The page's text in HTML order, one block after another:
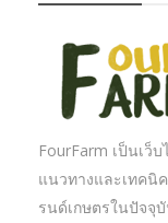
FourFarm เป็นเว็
แนวทางและเทคนิ
รนด์เกษตรในปัจจุ